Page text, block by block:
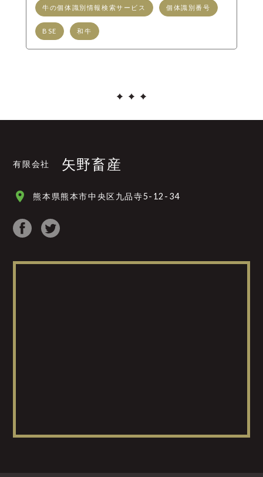
牛の個体識別情報検索サービス 個体識別番号
BSE 和牛
有限会社 矢野畜産
place 熊本県熊本市中央区九品寺5-12-34